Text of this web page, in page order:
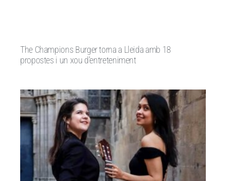
The Champions Burger torna a Lleida amb 18
propostes i un xou d’entreteniment